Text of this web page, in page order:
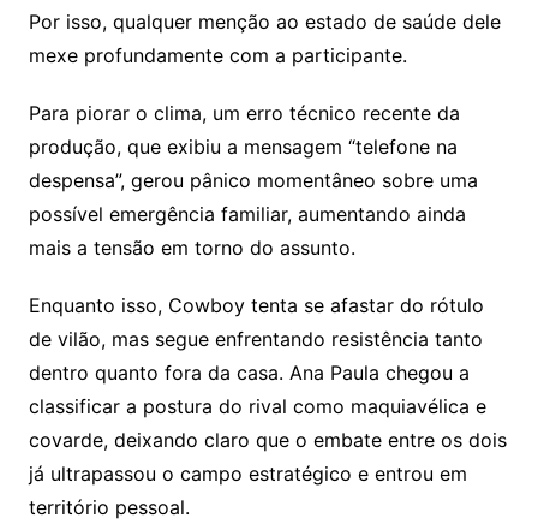
Por isso, qualquer menção ao estado de saúde dele
mexe profundamente com a participante.
Para piorar o clima, um erro técnico recente da
produção, que exibiu a mensagem “telefone na
despensa”, gerou pânico momentâneo sobre uma
possível emergência familiar, aumentando ainda
mais a tensão em torno do assunto.
Enquanto isso, Cowboy tenta se afastar do rótulo
de vilão, mas segue enfrentando resistência tanto
dentro quanto fora da casa. Ana Paula chegou a
classificar a postura do rival como maquiavélica e
covarde, deixando claro que o embate entre os dois
já ultrapassou o campo estratégico e entrou em
território pessoal.